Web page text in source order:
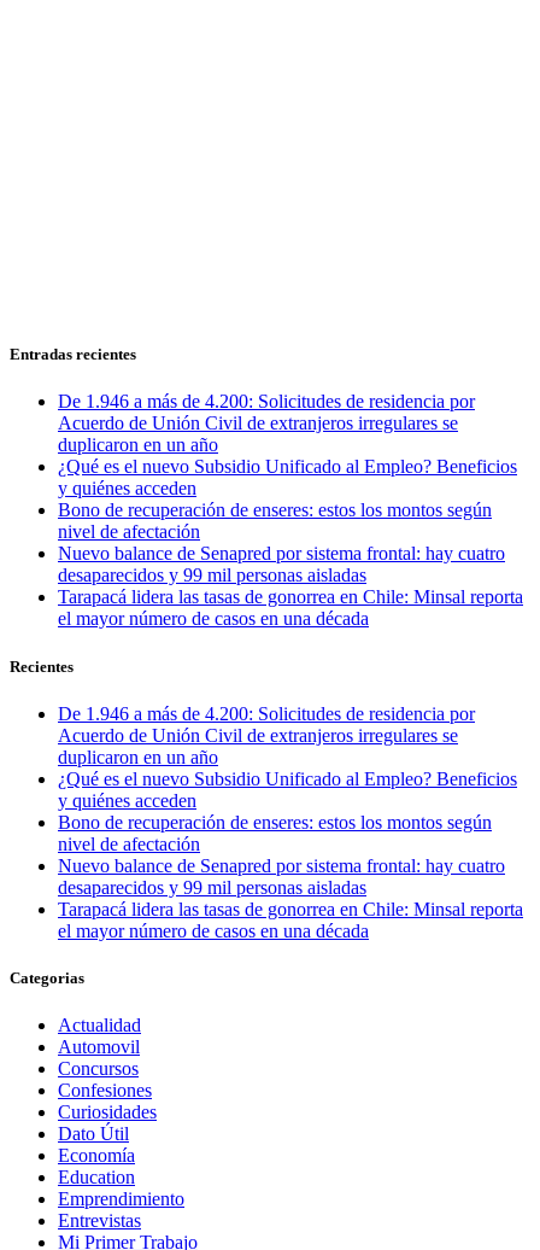
Entradas recientes
De 1.946 a más de 4.200: Solicitudes de residencia por
Acuerdo de Unión Civil de extranjeros irregulares se
duplicaron en un año
¿Qué es el nuevo Subsidio Unificado al Empleo? Beneficios
y quiénes acceden
Bono de recuperación de enseres: estos los montos según
nivel de afectación
Nuevo balance de Senapred por sistema frontal: hay cuatro
desaparecidos y 99 mil personas aisladas
Tarapacá lidera las tasas de gonorrea en Chile: Minsal reporta
el mayor número de casos en una década
Recientes
De 1.946 a más de 4.200: Solicitudes de residencia por
Acuerdo de Unión Civil de extranjeros irregulares se
duplicaron en un año
¿Qué es el nuevo Subsidio Unificado al Empleo? Beneficios
y quiénes acceden
Bono de recuperación de enseres: estos los montos según
nivel de afectación
Nuevo balance de Senapred por sistema frontal: hay cuatro
desaparecidos y 99 mil personas aisladas
Tarapacá lidera las tasas de gonorrea en Chile: Minsal reporta
el mayor número de casos en una década
Categorias
Actualidad
Automovil
Concursos
Confesiones
Curiosidades
Dato Útil
Economía
Education
Emprendimiento
Entrevistas
Mi Primer Trabajo